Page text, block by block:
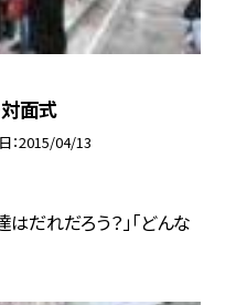
面式
2015/04/13
はだれだろう？」「どんな